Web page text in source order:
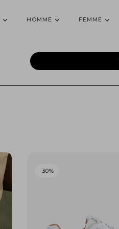
HOMME
FEMME
-30%